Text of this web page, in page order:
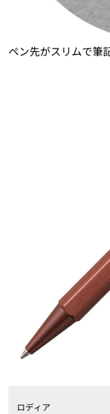
ペン先がスリムで筆
ロディア